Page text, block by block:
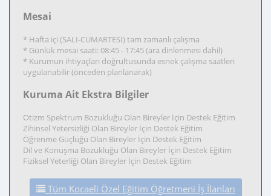
Mesai
* Hafta içi (SALI-CUMARTESİ) tam zamanlı çalışma
* Günlük mesai saati: 08:45 - 17:45 (ara dinlenmesi dahil)
* Kurumun ihtiyaçları doğrultusunda esnek çalışma saatleri
uygulanabilir (önceden planlanarak)
Kuruma Ait Ekstra Bilgiler
Otizm Spektrum Bozukluğu Olan Bireyler İçin Destek Eğitim
Zihinsel Yetersizliği Olan Bireyler İçin Destek Eğitim
Öğrenme Güçlüğü Olan Bireyler İçin Destek Eğitim
Dil ve Konuşma Bozukluğu Olan Bireyler İçin Destek Eğitim
Fiziksel Yeterliği Olan Bireyler İçin Destek Eğitim
Tüm Kocaeli Özel Eğitim Öğretmeni İş İlanları